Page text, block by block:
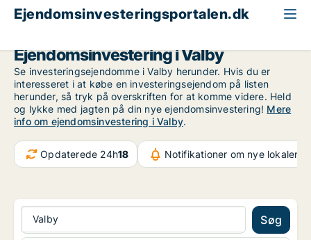
Ejendomsinvesteringsportalen.dk
Ejendomsinvestering i Valby
Se investeringsejendomme i Valby herunder. Hvis du er
interesseret i at købe en investeringsejendom på listen
herunder, så tryk på overskriften for at komme videre. Held
og lykke med jagten på din nye ejendomsinvestering! Mere
info om ejendomsinvestering i Valby.
Opdaterede 24h18 Notifikationer om nye lokaler
Valby Søg